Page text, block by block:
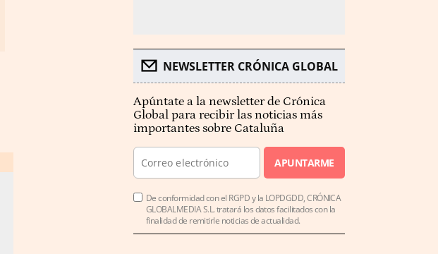
NEWSLETTER CRÓNICA GLOBAL
Apúntate a la newsletter de Crónica
Global para recibir las noticias más
importantes sobre Cataluña
APUNTARME
De conformidad con el RGPD y la LOPDGDD, CRÓNICA
GLOBALMEDIA S.L. tratará los datos facilitados con la
finalidad de remitirle noticias de actualidad.